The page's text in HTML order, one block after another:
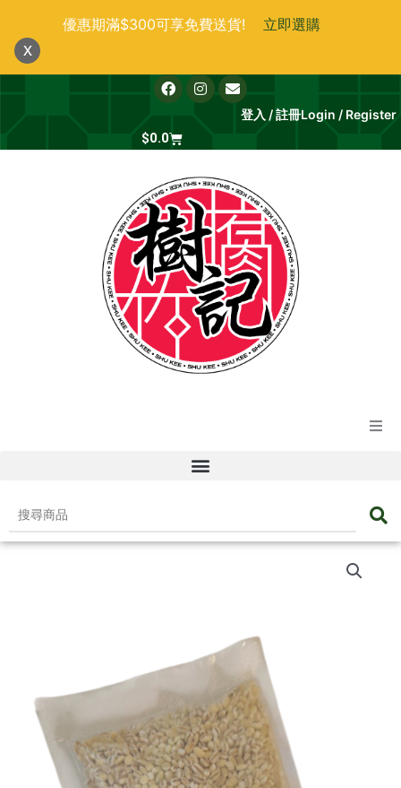
優惠期滿$300可享免費送貨! 立即選購
x
要
F
a
c
b
o
k
I
n
s
g
a
m
E
n
v
o
e
登入 / 註冊Login / Register
$0.0Cart
搜
尋